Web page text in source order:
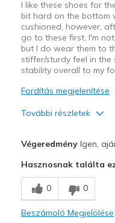
I like these shoes for
bit hard on the bottom
cushioned, however,
go to these first. I'm
but I do wear them to
stiffer/sturdy feel in
stability overall to my
Fordítás megjelenítése
További részletek
Legjobb használat
Casual Wear
VégeredményIgen,
Hasznosnak találta
0 0
Beszámoló Megjelölése